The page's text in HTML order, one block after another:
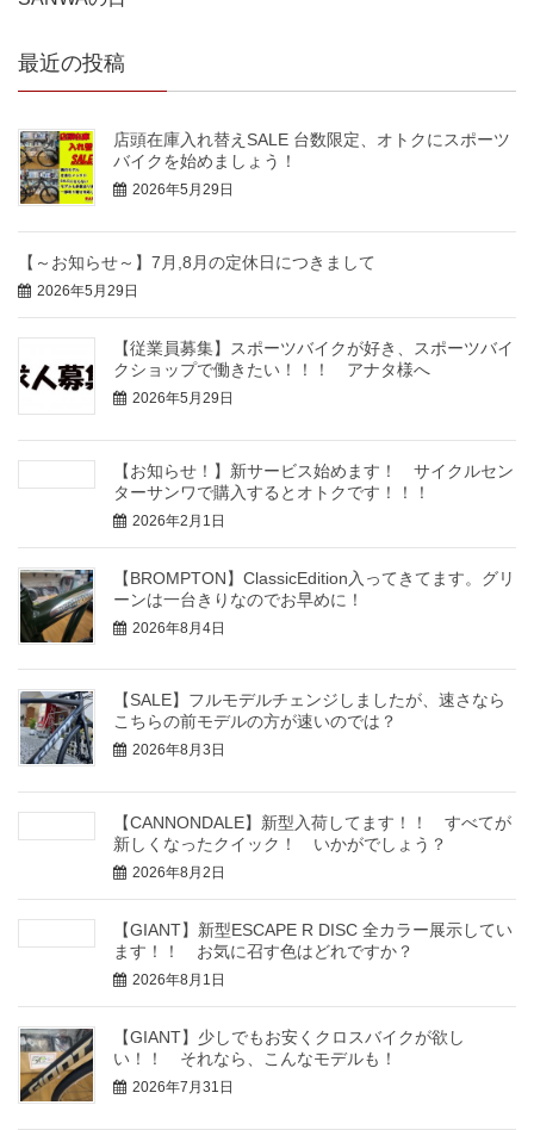
最近の投稿
店頭在庫入れ替えSALE 台数限定、オトクにスポーツ
バイクを始めましょう！
2026年5月29日
【～お知らせ～】7月,8月の定休日につきまして
2026年5月29日
【従業員募集】スポーツバイクが好き、スポーツバイ
クショップで働きたい！！！ アナタ様へ
2026年5月29日
【お知らせ！】新サービス始めます！ サイクルセン
ターサンワで購入するとオトクです！！！
2026年2月1日
【BROMPTON】ClassicEdition入ってきてます。グリ
ーンは一台きりなのでお早めに！
2026年8月4日
【SALE】フルモデルチェンジしましたが、速さなら
こちらの前モデルの方が速いのでは？
2026年8月3日
【CANNONDALE】新型入荷してます！！ すべてが
新しくなったクイック！ いかがでしょう？
2026年8月2日
【GIANT】新型ESCAPE R DISC 全カラー展示してい
ます！！ お気に召す色はどれですか？
2026年8月1日
【GIANT】少しでもお安くクロスバイクが欲し
い！！ それなら、こんなモデルも！
2026年7月31日